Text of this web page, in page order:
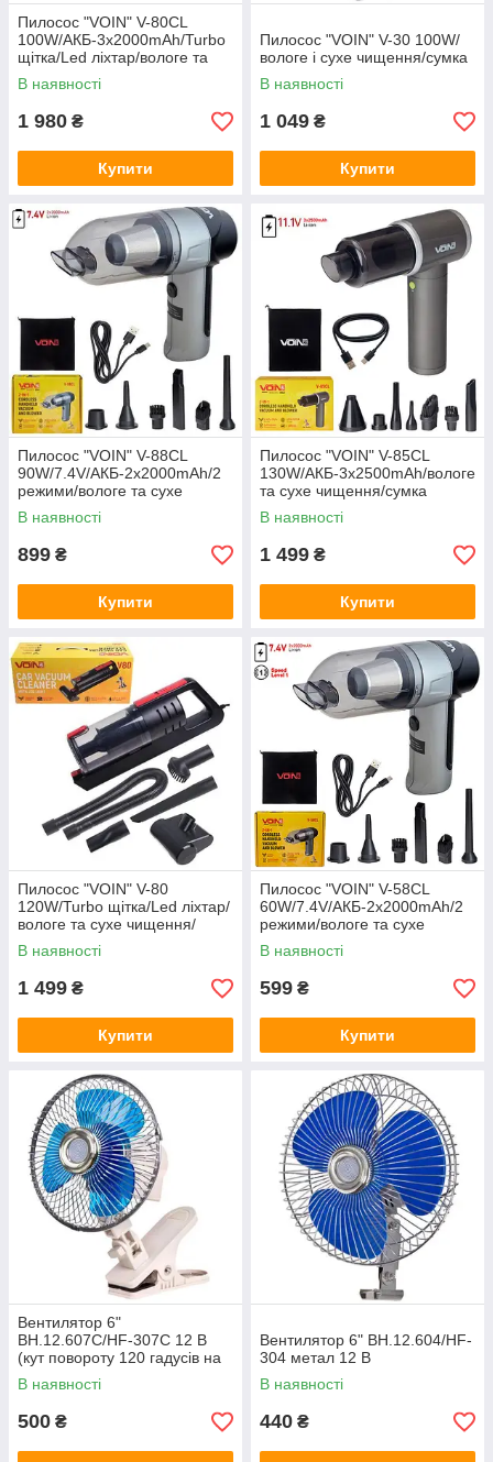
Пилосос "VOIN" V-80CL
100W/АКБ-3х2000mAh/Turbo
щітка/Led ліхтар/вологе та
сухе чищення/сумка
В наявності
1 980 ₴
Купити
Пилосос "VOIN" V-30 100W/
вологе і сухе чищення/сумка
В наявності
1 049 ₴
Купити
Пилосос "VOIN" V-88CL
90W/7.4V/АКБ-2х2000mAh/2
режими/вологе та сухе
чищення/сумка
В наявності
899 ₴
Купити
Пилосос "VOIN" V-85CL
130W/АКБ-3x2500mAh/вологе
та сухе чищення/сумка
В наявності
1 499 ₴
Купити
Пилосос "VOIN" V-80
120W/Turbo щітка/Led ліхтар/
вологе та сухе чищення/
сумка
В наявності
1 499 ₴
Купити
Пилосос "VOIN" V-58CL
60W/7.4V/АКБ-2х2000mAh/2
режими/вологе та сухе
чищення/сумка
В наявності
599 ₴
Купити
Вентилятор 6"
ВН.12.607С/HF-307C 12 В
(кут повороту 120 гадусів на
кліпсі)
В наявності
500 ₴
Вентилятор 6" ВН.12.604/HF-
304 метал 12 В
В наявності
440 ₴